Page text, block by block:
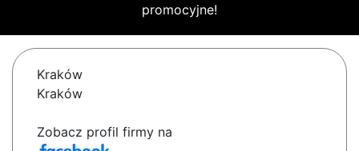
promocyjne!
Kraków
Kraków
Zobacz profil firmy na